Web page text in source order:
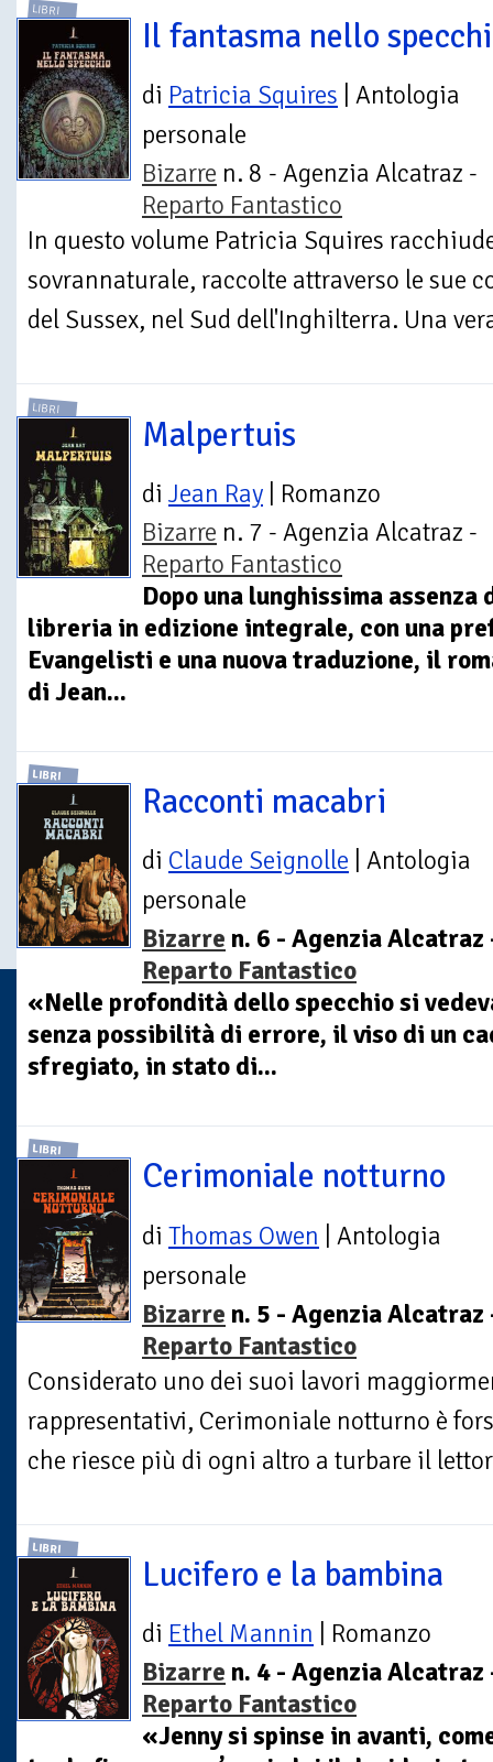
LIBRI
Il fantasma nello
di Patricia Squires | Antologia
personale
Bizarre n. 8 - Agenzia Alcatraz -
Reparto Fantastico
In questo volume Patricia Squires
sovrannaturale, raccolte attraverso le sue
del Sussex, nel Sud dell'Inghilterra. Una
LIBRI
Malpertuis
di Jean Ray | Romanzo
Bizarre n. 7 - Agenzia Alcatraz -
Reparto Fantastico
Dopo una lunghissima
libreria in edizione integrale, con una
Evangelisti e una nuova traduzione, il
di Jean...
LIBRI
Racconti macabri
di Claude Seignolle | Antologia
personale
Bizarre n. 6 - Agenzia Alcatraz
Reparto Fantastico
«Nelle profondità dello specchio si
senza possibilità di errore, il viso di un
sfregiato, in stato di...
LIBRI
Cerimoniale notturno
di Thomas Owen | Antologia
personale
Bizarre n. 5 - Agenzia Alcatraz
Reparto Fantastico
Considerato uno dei suoi lavori
rappresentativi, Cerimoniale notturno è
che riesce più di ogni altro a turbare il
LIBRI
Lucifero e la bambina
di Ethel Mannin | Romanzo
Bizarre n. 4 - Agenzia Alcatraz
Reparto Fantastico
«Jenny si spinse in avanti,